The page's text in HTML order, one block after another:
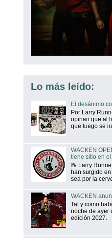
Lo más leído:
El desánimo
Por Larry
opinan que al
que luego se
WACKEN
tiene sitio en
📝 Larry
han surgido
sea por la
WACKEN
Tal y como
noche de ayer
edición 2027.